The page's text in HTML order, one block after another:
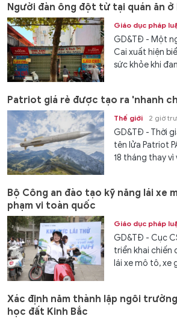
Người đàn ông đột tử tại quán ăn ở
Giáo dục pháp
GD&TĐ - Một
Cai xuất hiện
sức khỏe khi
Patriot giá rẻ được tạo ra 'nhanh
Thế giới 2 giờ
GD&TĐ - Thời
tên lửa Patriot
18 tháng thay
Bộ Công an đào tạo kỹ năng lái xe
phạm vi toàn quốc
Giáo dục pháp
GD&TĐ - Cục
triển khai chiến
lái xe mô tô, xe
Xác định năm thành lập ngôi
học đất Kinh Bắc